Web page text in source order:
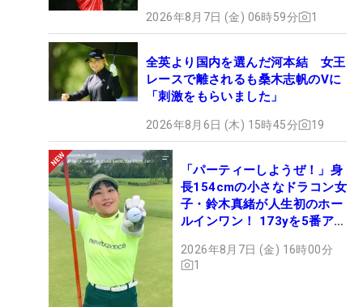
2026年8月7日 (金) 06時59分 1
全英より国内を選んだ河本結 女王
レースで離されるも桑木志帆のVに
「刺激をもらいました」
2026年8月6日 (木) 15時45分 19
「パーティーしようぜ！」身
長154cmの小さなドラコン女
子・鈴木真緒が人生初のホー
ルインワン！ 173yを5番アイ
2026年8月7日 (金) 16時00分
1